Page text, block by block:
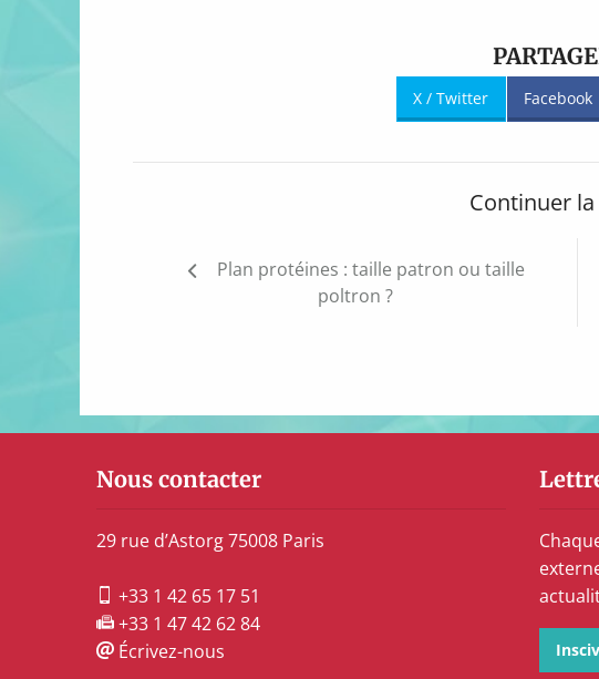
X / Twitter Facebook
Continuer
Navigation
Plan protéines : taille patron ou taille
poltron ?
Nous contacter
29 rue d’Astorg 75008 Paris
+33 1 42 65 17 51
+33 1 47 42 62 84
Écrivez-nous